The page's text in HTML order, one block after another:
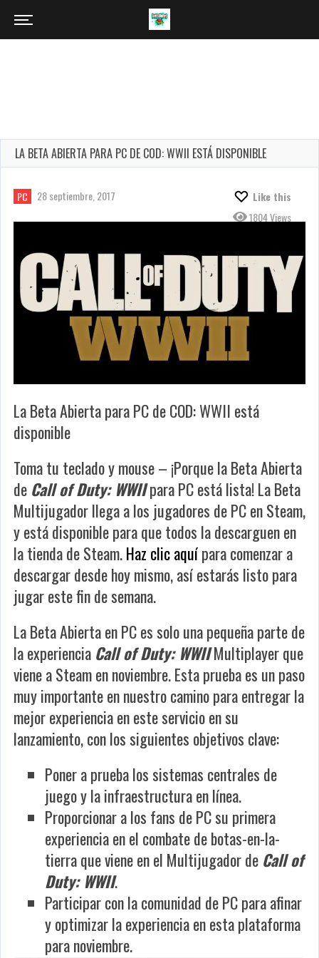
LA BETA ABIERTA PARA PC DE COD: WWII ESTÁ DISPONIBLE
PC 28 septiembre, 2017
Like this
1804 Views
La Beta Abierta para PC de COD: WWII está
disponible
Toma tu teclado y mouse – ¡Porque la Beta Abierta
de Call of Duty: WWIIpara PC está lista! La Beta
Multijugador llega a los jugadores de PC en Steam,
y está disponible para que todos la descarguen en
la tienda de Steam.Haz clic aquípara comenzar a
descargar desde hoy mismo, así estarás listo para
jugar este fin de semana.
La Beta Abierta en PC es solo una pequeña parte de
la experiencia Call of Duty: WWIIMultiplayer que
viene a Steam en noviembre. Esta prueba es un paso
muy importante en nuestro camino para entregar la
mejor experiencia en este servicio en su
lanzamiento, con los siguientes objetivos clave:
Poner a prueba los sistemas centrales de
juego y la infraestructura en línea.
Proporcionar a los fans de PC su primera
experiencia en el combate de botas-en-la-
tierra que viene en el Multijugador de Call of
Duty: WWII.
Participar con la comunidad de PC para afinar
y optimizar la experiencia en esta plataforma
para noviembre.